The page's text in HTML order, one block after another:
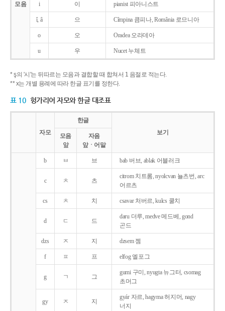
모음 i 이 pianist 피아니스트
î, â 으 Cîmpina 큼피나, România 로므니아
o 오 Oradea 오라데아
u 우 Nucet 누체트
* ş의 '시'는 뒤따르는 모음과 결합할 때 합쳐서 1 음절로 적는다.
** x는 개별 용례에 따라 한글 표기를 정한다.
표 10 헝가리어 자모와 한글 대조표
자모
한글
보기
모음
앞
자음
앞ㆍ어말
b ㅂ 브 bab 버브, ablak 어블러크
c ㅊ 츠
citrom 치트롬, nyolcvan 뇰츠번, arc
어르츠
cs ㅊ 치 csavar 처버르, kulcs 쿨치
d ㄷ 드
daru 더루, medve 메드베, gond
곤드
dzs ㅈ 지 dzsem 젬
f ㅍ 프 elfog 엘포그
g ㄱ 그
gumi 구미, nyugta 뉴그터, csomag
초머그
gy ㅈ 지
gyár 자르, hagyma 허지머, nagy
너지